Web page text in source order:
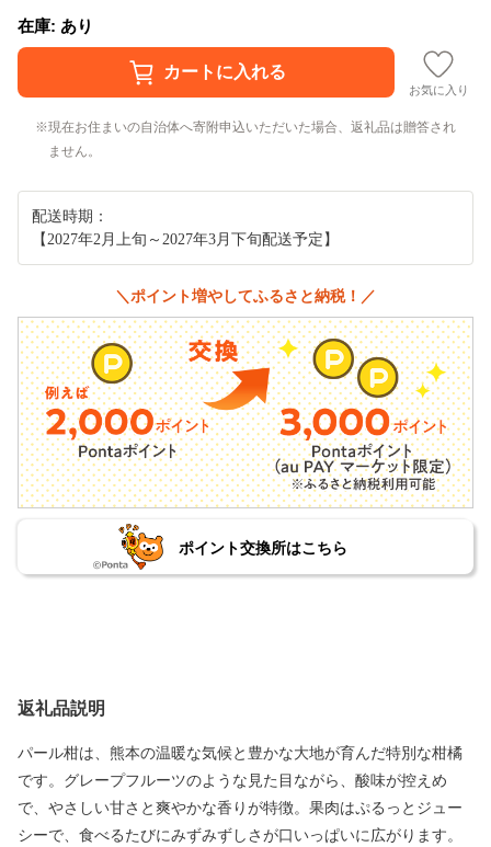
在庫: あり
お気に入り
現在お住まいの自治体へ寄附申込いただいた場合、返礼品は贈答され
ません。
配送時期：
【2027年2月上旬～2027年3月下旬配送予定】
＼ポイント増やしてふるさと納税！／
ポイント交換所はこちら
返礼品説明
パール柑は、熊本の温暖な気候と豊かな大地が育んだ特別な柑橘
です。グレープフルーツのような見た目ながら、酸味が控えめ
で、やさしい甘さと爽やかな香りが特徴。果肉はぷるっとジュー
シーで、食べるたびにみずみずしさが口いっぱいに広がります。